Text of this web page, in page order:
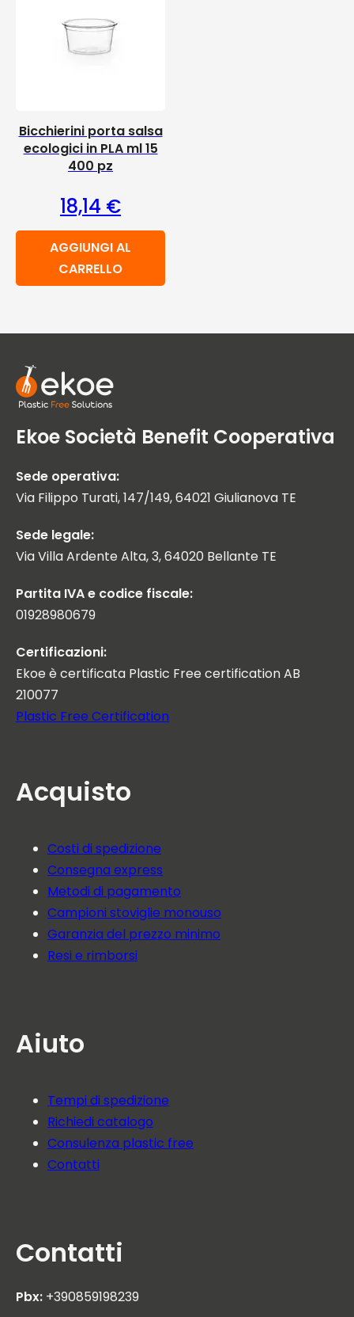
Bicchierini porta salsa
ecologici in PLA ml 15
400 pz
18,14 €
AGGIUNGI AL
CARRELLO
Ekoe Società Benefit Cooperativa
Sede operativa:
Via Filippo Turati, 147/149, 64021 Giulianova TE
Sede legale:
Via Villa Ardente Alta, 3, 64020 Bellante TE
Partita IVA e codice fiscale:
01928980679
Certificazioni:
Ekoe è certificata Plastic Free certification AB
210077
Plastic Free Certification
Acquisto
Costi di spedizione
Consegna express
Metodi di pagamento
Campioni stoviglie monouso
Garanzia del prezzo minimo
Resi e rimborsi
Aiuto
Tempi di spedizione
Richiedi catalogo
Consulenza plastic free
Contatti
Contatti
Pbx: +390859198239